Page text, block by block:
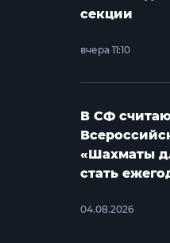
секции
вчера 11:10
В СФ
«Шахматы
стать
04.08.2026